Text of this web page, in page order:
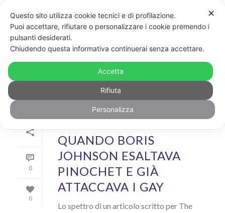
ARCHIVIO
Archivi Tag per: "Gran Bretagna"
0
0
QUANDO BORIS
JOHNSON ESALTAVA
PINOCHET E GIÀ
ATTACCAVA I GAY
Lo spettro di un articolo scritto per The
✕
Questo sito utilizza cookie tecnici e di profilazione.
Puoi accettare, rifiutare o personalizzare i cookie premendo i
pulsanti desiderati.
Chiudendo questa informativa continuerai senza accettare.
Accetta
Rifiuta
Personalizza